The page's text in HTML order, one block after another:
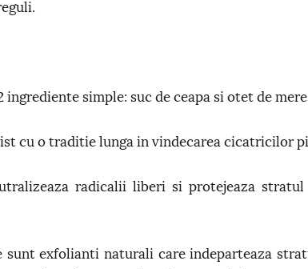
simple: suc de ceapa si otet de
cu o traditie lunga in vindecarea cicatricilor
radicalii liberi si protejeaza stratul
exfolianti naturali care indeparteaza